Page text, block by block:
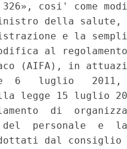
326», cosi' come
della
e la
al
(AIFA), in
6   luglio
legge 15 luglio
di
personale  e
dal consiglio